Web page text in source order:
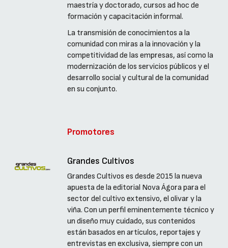
maestría y doctorado, cursos ad hoc de
formación y capacitación informal.
La transmisión de conocimientos a la
comunidad con miras a la innovación y la
competitividad de las empresas, así como la
modernización de los servicios públicos y el
desarrollo social y cultural de la comunidad
en su conjunto.
Promotores
Grandes Cultivos
Grandes Cultivos es desde 2015 la nueva
apuesta de la editorial Nova Ágora para el
sector del cultivo extensivo, el olivar y la
viña. Con un perfil eminentemente técnico y
un diseño muy cuidado, sus contenidos
están basados en artículos, reportajes y
entrevistas en exclusiva, siempre con un